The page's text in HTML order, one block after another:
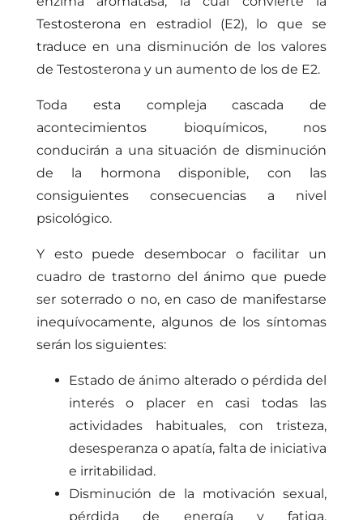
Testosterona en estradiol (E2), lo que se
traduce en una disminución de los valores
de Testosterona y un aumento de los de E2.
Toda esta compleja cascada de
acontecimientos bioquímicos, nos
conducirán a una situación de disminución
de la hormona disponible, con las
consiguientes consecuencias a nivel
psicológico.
Y esto puede desembocar o facilitar un
cuadro de trastorno del ánimo que puede
ser soterrado o no, en caso de manifestarse
inequívocamente, algunos de los síntomas
serán los siguientes:
Estado de ánimo alterado o pérdida del
interés o placer en casi todas las
actividades habituales, con tristeza,
desesperanza o apatía, falta de iniciativa
e irritabilidad.
Disminución de la motivación sexual,
pérdida de energía y fatiga.